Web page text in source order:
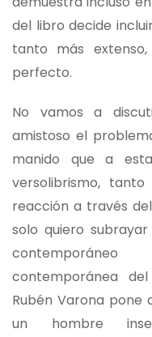
del libro decide
tanto más
perfecto.
No vamos a
amistoso el
manido que a
versolibrismo,
reacción a través
solo quiero
contemporánea
Rubén Varona pone
un hombre